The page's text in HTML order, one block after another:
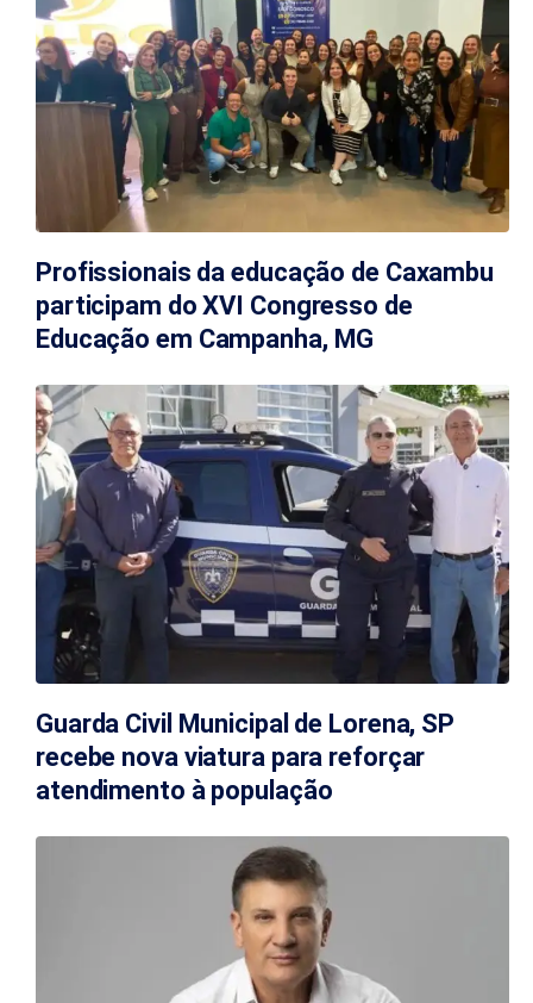
Profissionais da educação de Caxambu
participam do XVI Congresso de
Educação em Campanha, MG
Guarda Civil Municipal de Lorena, SP
recebe nova viatura para reforçar
atendimento à população